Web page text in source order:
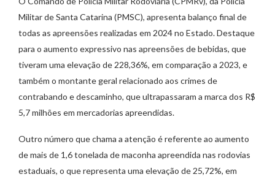
Militar de Santa Catarina (PMSC), apresenta balanço final de
todas as apreensões realizadas em 2024 no Estado. Destaque
para o aumento expressivo nas apreensões de bebidas, que
tiveram uma elevação de 228,36%, em comparação a 2023, e
também o montante geral relacionado aos crimes de
contrabando e descaminho, que ultrapassaram a marca dos R$
5,7 milhões em mercadorias apreendidas.
Outro número que chama a atenção é referente ao aumento
de mais de 1,6 tonelada de maconha apreendida nas rodovias
estaduais, o que representa uma elevação de 25,72%, em